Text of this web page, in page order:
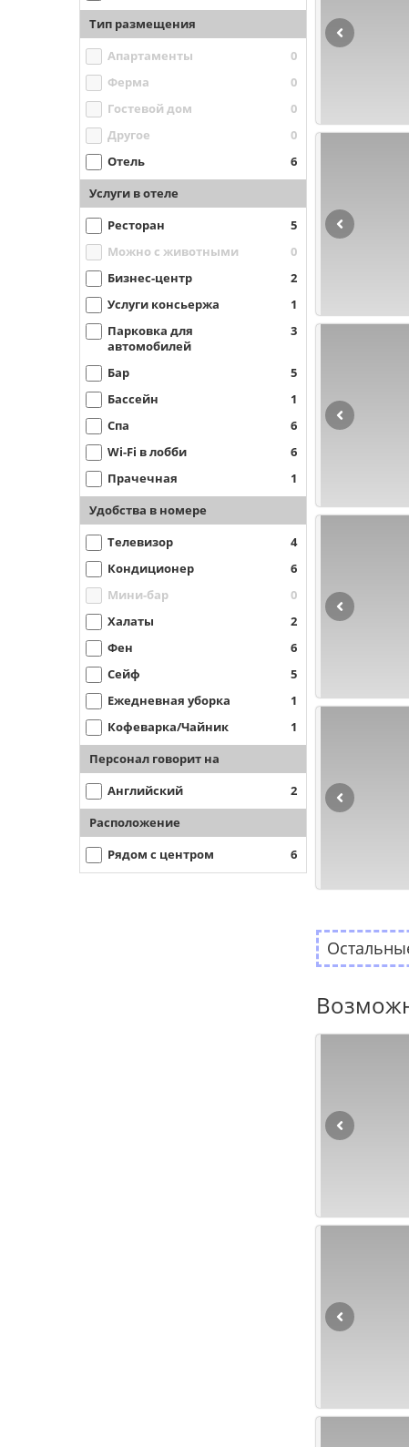
Тип размещения
Апартаменты
0
Ферма
0
Гостевой дом
0
Другое
0
Отель
6
Услуги в отеле
Ресторан
5
Можно с животными
0
Бизнес-центр
2
Услуги консьержа
1
Парковка для
автомобилей
3
Бар
5
Бассейн
1
Спа
6
Wi-Fi в лобби
6
Прачечная
1
Удобства в номере
Телевизор
4
Кондиционер
6
Мини-бар
0
Халаты
2
Фен
6
Сейф
5
Ежедневная уборка
1
Кофеварка/Чайник
1
Персонал говорит на
Английский 2
Расположение
Рядом с центром 6